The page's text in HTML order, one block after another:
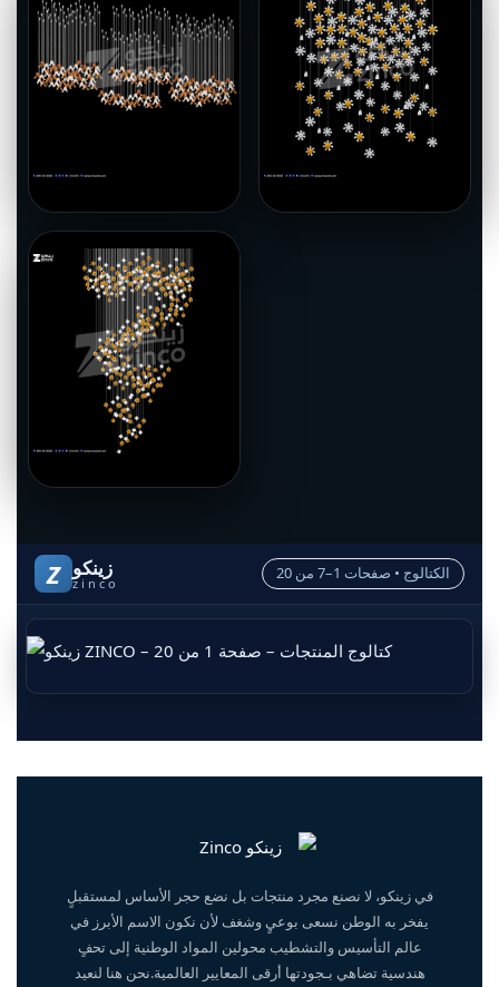
Z زينكو
zinco
الكتالوج • صفحات 1–7 من 20
في زينكو، لا نصنع مجرد منتجات بل نضع حجر الأساس لمستقبلٍ
يفخر به الوطن نسعى بوعيٍ وشغف لأن نكون الاسم الأبرز في
عالم التأسيس والتشطيب محولين المواد الوطنية إلى تحفٍ
هندسية تضاهي بـجودتها أرقى المعايير العالمية.نحن هنا لنعيد